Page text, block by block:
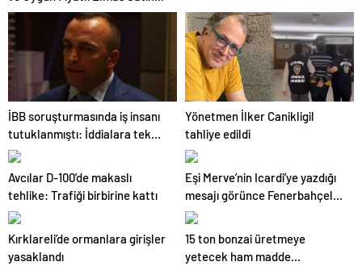
Almanın Yeni Adresi
İBB soruşturmasında iş insanı
tutuklanmıştı: İddialara tek
tek yanıt verdi!
Yönetmen İlker Canikligil
tahliye edildi
Avcılar D-100’de makaslı
tehlike: Trafiği birbirine kattı
Eşi Merve’nin Icardi’ye yazdığı
mesajı görünce Fenerbahçeli
Kadir evi terk etti
Kırklareli’de ormanlara girişler
yasaklandı
15 ton bonzai üretmeye
yetecek ham madde